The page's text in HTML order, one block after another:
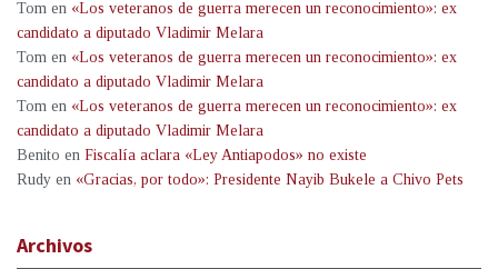
Tom en «Los veteranos de guerra merecen un reconocimiento»: ex
candidato a diputado Vladimir Melara
Tom en «Los veteranos de guerra merecen un reconocimiento»: ex
candidato a diputado Vladimir Melara
Tom en «Los veteranos de guerra merecen un reconocimiento»: ex
candidato a diputado Vladimir Melara
Benito en Fiscalía aclara «Ley Antiapodos» no existe
Rudy en «Gracias, por todo»: Presidente Nayib Bukele a Chivo Pets
Archivos